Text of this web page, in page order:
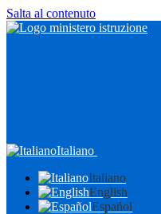
Salta al contenuto
Italiano
Italiano
English
Español